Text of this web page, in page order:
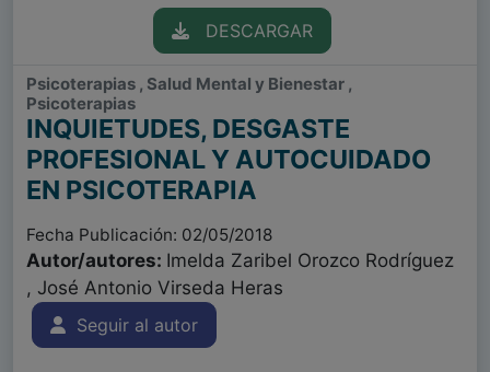
DESCARGAR
Psicoterapias , Salud Mental y Bienestar ,
Psicoterapias
INQUIETUDES, DESGASTE
PROFESIONAL Y AUTOCUIDADO
EN PSICOTERAPIA
Fecha Publicación: 02/05/2018
Autor/autores: Imelda Zaribel Orozco Rodríguez
, José Antonio Virseda Heras
Seguir al autor